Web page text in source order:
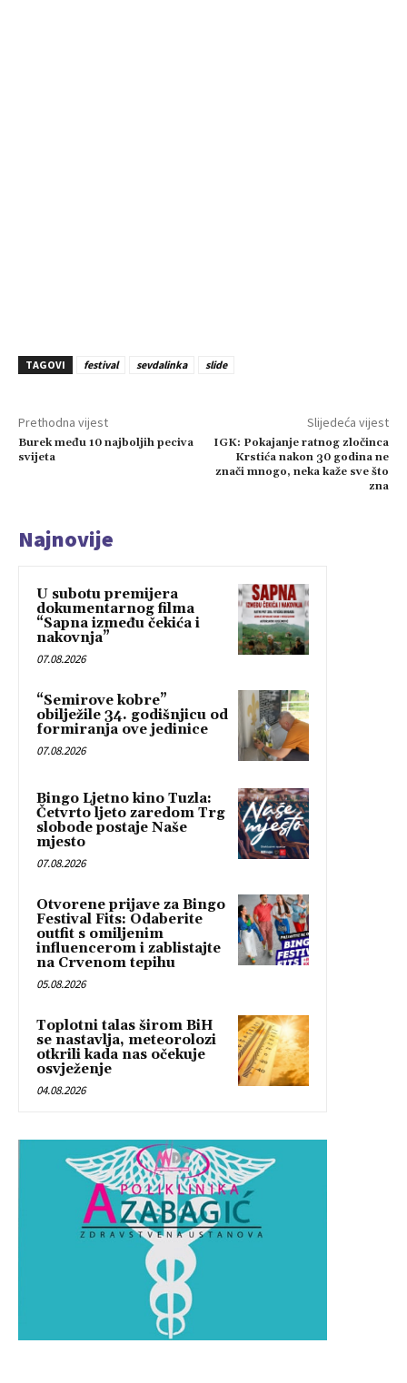
TAGOVI festival sevdalinka slide
Prethodna vijest
Burek među 10 najboljih peciva
svijeta
Slijedeća vijest
IGK: Pokajanje ratnog zločinca
Krstića nakon 30 godina ne
znači mnogo, neka kaže sve što
zna
Najnovije
U subotu premijera
dokumentarnog filma
“Sapna između čekića i
nakovnja”
07.08.2026
“Semirove kobre”
obilježile 34. godišnjicu od
formiranja ove jedinice
07.08.2026
Bingo Ljetno kino Tuzla:
Četvrto ljeto zaredom Trg
slobode postaje Naše
mjesto
07.08.2026
Otvorene prijave za Bingo
Festival Fits: Odaberite
outfit s omiljenim
influencerom i zablistajte
na Crvenom tepihu
05.08.2026
Toplotni talas širom BiH
se nastavlja, meteorolozi
otkrili kada nas očekuje
osvježenje
04.08.2026